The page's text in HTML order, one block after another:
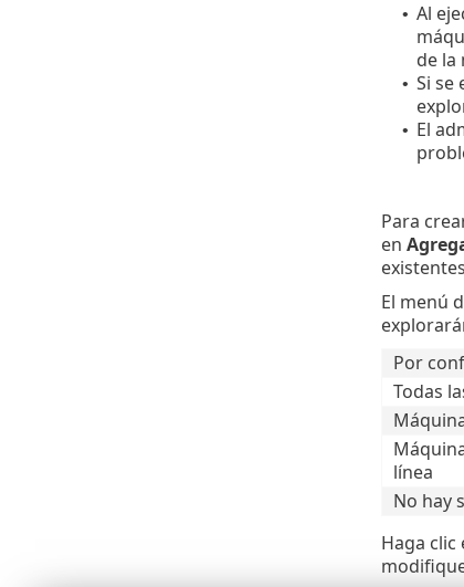
• Al
de la
• Si se
• El
Para
en
El menú
Por
Todas
línea
No hay
Haga clic